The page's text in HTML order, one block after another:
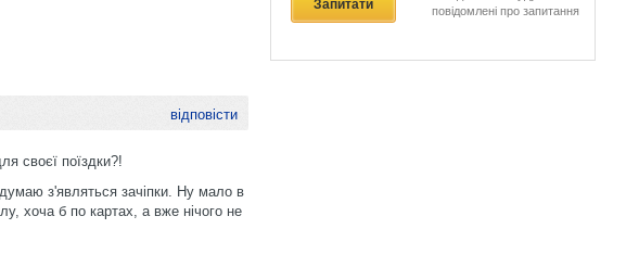
Запитати
повідомлені про запитання
відповісти
своєї поїздки?!
з'являться зачіпки. Ну мало в
хоча б по картах, а вже нічого не